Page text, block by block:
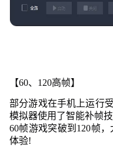
【60、120高帧】
部分游戏在手机上运行
模拟器使用了智能补帧
60帧游戏突破到120帧
体验!